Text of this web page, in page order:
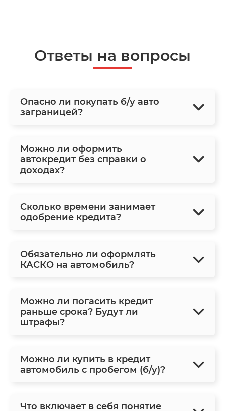
Ответы на вопросы
Опасно ли покупать б/у авто
заграницей?
Можно ли оформить
автокредит без справки о
доходах?
Сколько времени занимает
одобрение кредита?
Обязательно ли оформлять
КАСКО на автомобиль?
Можно ли погасить кредит
раньше срока? Будут ли
штрафы?
Можно ли купить в кредит
автомобиль с пробегом (б/у)?
Что включает в себя понятие